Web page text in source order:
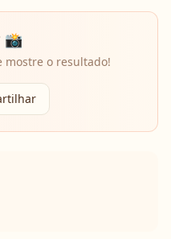
📸
mostre o resultado!